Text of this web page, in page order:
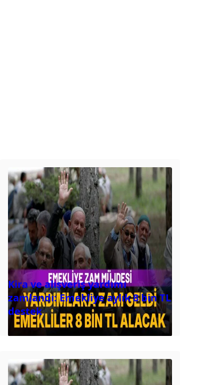
Kira ve alışveriş yardımı
zamlandı: Emekliye aylık 8 bin TL
destek